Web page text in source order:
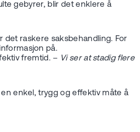
gebyrer, blir det enklere å
det raskere saksbehandling. For
på.
fremtid. – Vi ser at stadig flere
enkel, trygg og effektiv måte å